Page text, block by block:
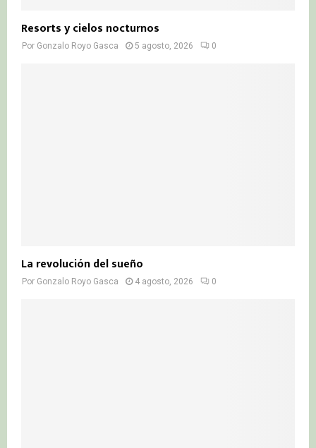
Resorts y cielos nocturnos
Por Gonzalo Royo Gasca 5 agosto, 2026 0
La revolución del sueño
Por Gonzalo Royo Gasca 4 agosto, 2026 0